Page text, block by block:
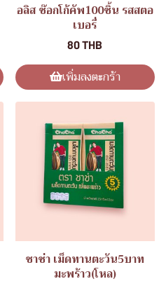
อลิส ช๊อกโก้คัพ100ชิ้น รสสตอ
เบอรี่
80 THB
เพิ่มลงตะกร้า
ชาช่า เม็ดทานตะวัน5บาท
มะพร้าว(โหล)